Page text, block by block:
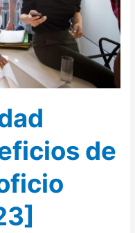
de